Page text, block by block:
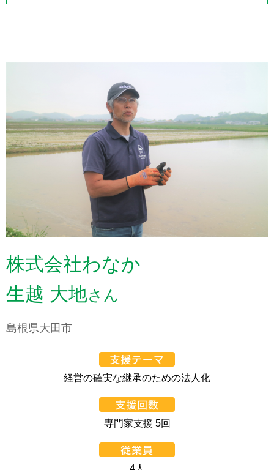
株式会社わなか
生越 大地さん
島根県大田市
経営の確実な継承のための法人化
専門家支援 5回